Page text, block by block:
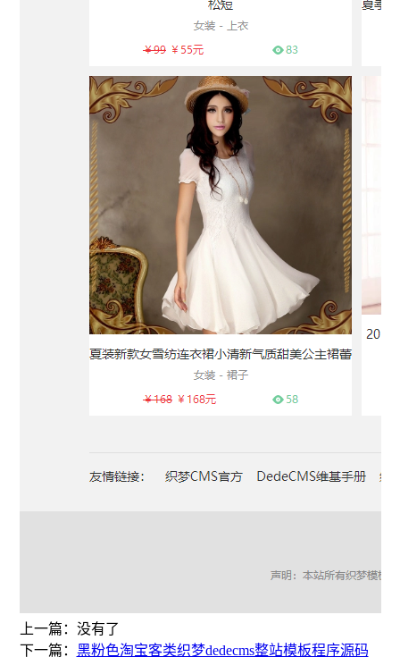
上一篇：没有了
下一篇： 黑粉色淘宝客类织梦dedecms整站模板程序源码